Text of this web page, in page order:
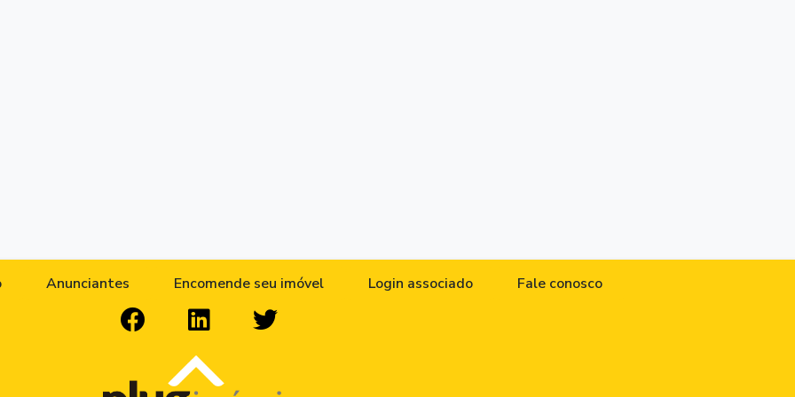
Anunciantes Encomende seu imóvel Login associado Fale conosco